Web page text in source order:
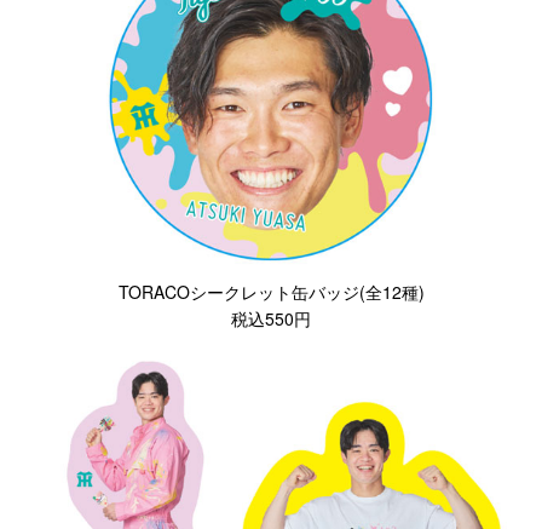
TORACOシークレット缶バッジ(全12種)
税込550円